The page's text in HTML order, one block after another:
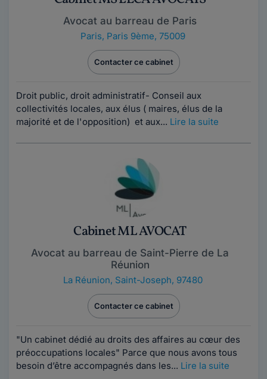
Avocat au barreau de Paris
Paris, Paris 9ème, 75009
Contacter ce cabinet
Droit public, droit administratif- Conseil aux
collectivités locales, aux élus ( maires, élus de la
majorité et de l'opposition) et aux... Lire la suite
Cabinet ML AVOCAT
Avocat au barreau de Saint-Pierre de La
Réunion
La Réunion, Saint-Joseph, 97480
Contacter ce cabinet
"Un cabinet dédié au droits des affaires au cœur des
préoccupations locales" Parce que nous avons tous
besoin d’être accompagnés dans les... Lire la suite